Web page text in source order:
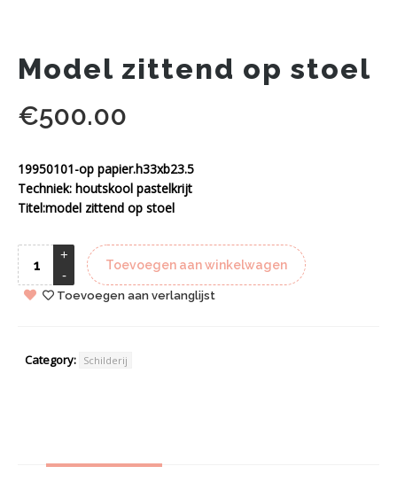
Model zittend op stoel
€500.00
19950101-op papier.h33xb23.5
Techniek: houtskool pastelkrijt
Titel:model zittend op stoel
Toevoegen aan winkelwagen
Toevoegen aan verlanglijst
Category: Schilderij